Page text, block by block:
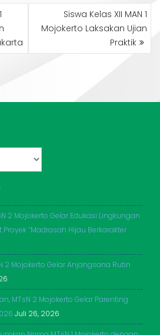
Siswa Kelas XII MAN 1
Mojokerto Laksakan Ujian
Praktik
2 Mojokerto Gelar Edukasi Lingkungan
“Madrasah Hijau Berkarakter
2 Mojokerto Gelar Anjangsana Rutin
MTsN 2 Mojokerto Gelar Parenting
Juli 26, 2026